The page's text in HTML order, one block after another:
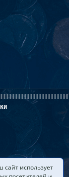
использует